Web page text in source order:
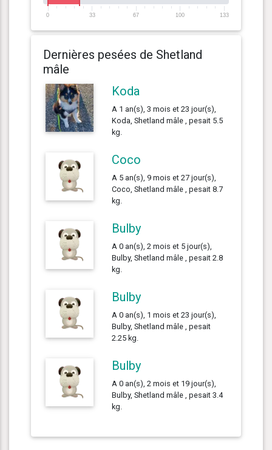
0 33 67 100 133
Dernières pesées de Shetland
mâle
Koda
A 1 an(s), 3 mois et 23 jour(s),
Koda, Shetland mâle , pesait 5.5
kg.
Coco
A 5 an(s), 9 mois et 27 jour(s),
Coco, Shetland mâle , pesait 8.7
kg.
Bulby
A 0 an(s), 2 mois et 5 jour(s),
Bulby, Shetland mâle , pesait 2.8
kg.
Bulby
A 0 an(s), 1 mois et 23 jour(s),
Bulby, Shetland mâle , pesait
2.25 kg.
Bulby
A 0 an(s), 2 mois et 19 jour(s),
Bulby, Shetland mâle , pesait 3.4
kg.